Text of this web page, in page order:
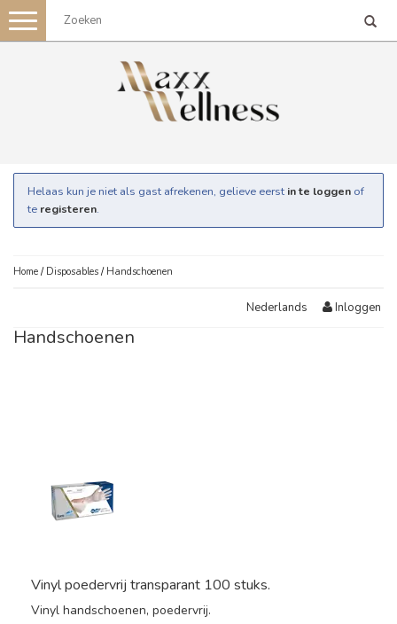
Toggle
navigation
Helaas kun je niet als gast afrekenen, gelieve eerst in te loggen of
te registeren.
Home / Disposables / Handschoenen
Nederlands Inloggen
Handschoenen
Vinyl poedervrij transparant 100 stuks.
Vinyl handschoenen, poedervrij.